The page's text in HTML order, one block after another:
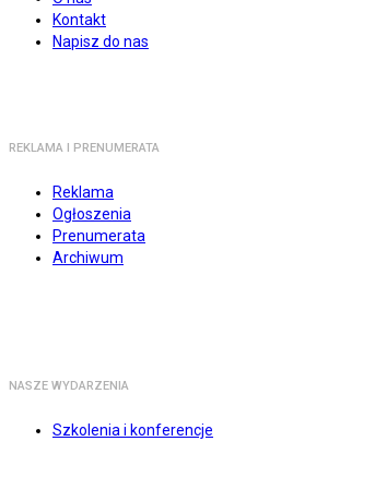
Kontakt
Napisz do nas
REKLAMA I PRENUMERATA
Reklama
Ogłoszenia
Prenumerata
Archiwum
NASZE WYDARZENIA
Szkolenia i konferencje